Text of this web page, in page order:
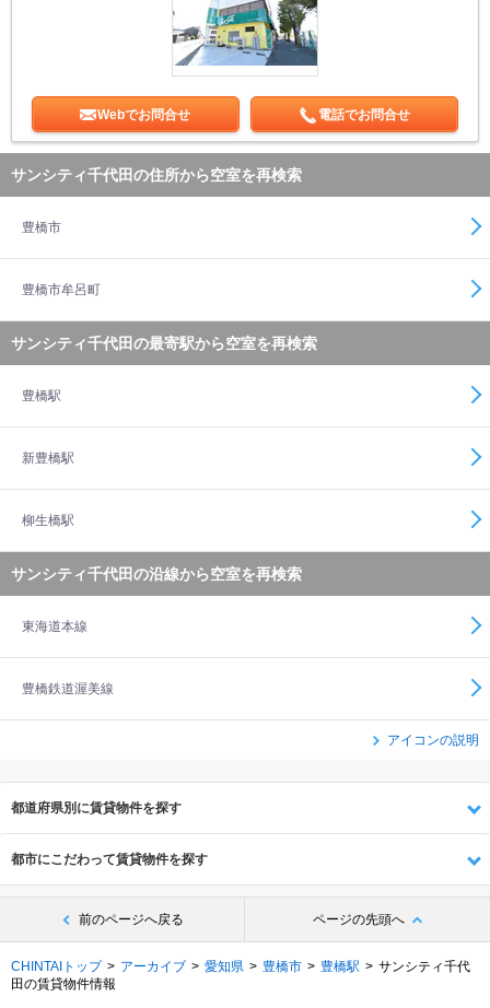
Webでお問合せ 電話でお問合せ
サンシティ千代田の住所から空室を再検索
豊橋市
豊橋市牟呂町
サンシティ千代田の最寄駅から空室を再検索
豊橋駅
新豊橋駅
柳生橋駅
サンシティ千代田の沿線から空室を再検索
東海道本線
豊橋鉄道渥美線
アイコンの説明
都道府県別に賃貸物件を探す
都市にこだわって賃貸物件を探す
前のページへ戻る ページの先頭へ
CHINTAIトップ アーカイブ 愛知県 豊橋市 豊橋駅
サンシティ千代
田の賃貸物件情報